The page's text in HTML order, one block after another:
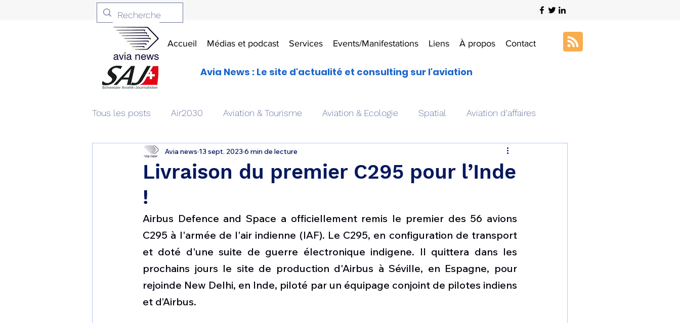
Accueil Médias et podcast Services Events/Manifestations Liens À propos Contact
Avia News : Le site d'actualité et consulting sur l'aviation
Tous les posts Air2030 Aviation & Tourisme Aviation & Ecologie Spatial Aviation d'affaires
Aviation & Défense Livres Drones aériens Art & Aviation
Patrimoine aéronautique
1 er avril Motorisation Défense sol-air DSA Amphibie Drones Composante ESPACE
Shenyang J-35 Bombardier Global 6500 Fret aérien Salon Aéronautique de Dubaï 25
Livraison du premier C295 pour l’Inde
!
Avia news 13 sept. 20236 min de lecture
Airbus Defence and Space a officiellement remis le premier des 56 avions
C295 à l'armée de l'air indienne (IAF). Le C295, en configuration de transport
et doté d'une suite de guerre électronique indigene. Il quittera dans les
prochains jours le site de production d'Airbus à Séville, en Espagne, pour
rejoinde New Delhi, en Inde, piloté par un équipage conjoint de pilotes indiens
et d’Airbus.